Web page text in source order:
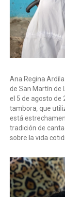
Ana Regina
de San Martín de
el 5 de agosto de
tambora, que
está
tradición de
sobre la vida